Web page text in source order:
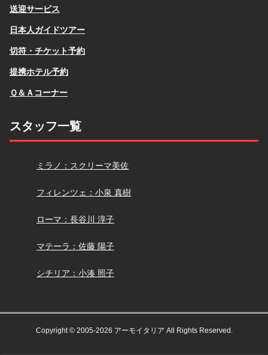
送迎サービス
日本人ガイドツアー
切符・チケット予約
提携ホテル予約
Ｑ＆Ａコーナー
スタッフ一覧
スクリーマ
ミラノ：スクリーマ美佐
小泉
フィレンツェ：小泉 真樹
長谷川
ローマ：長谷川 淳子
佐藤
マテーラ：佐藤 陽子
小湊
シチリア：小湊 照子
Copyright © 2005-2026 アーモイタリア All Rights Reserved.